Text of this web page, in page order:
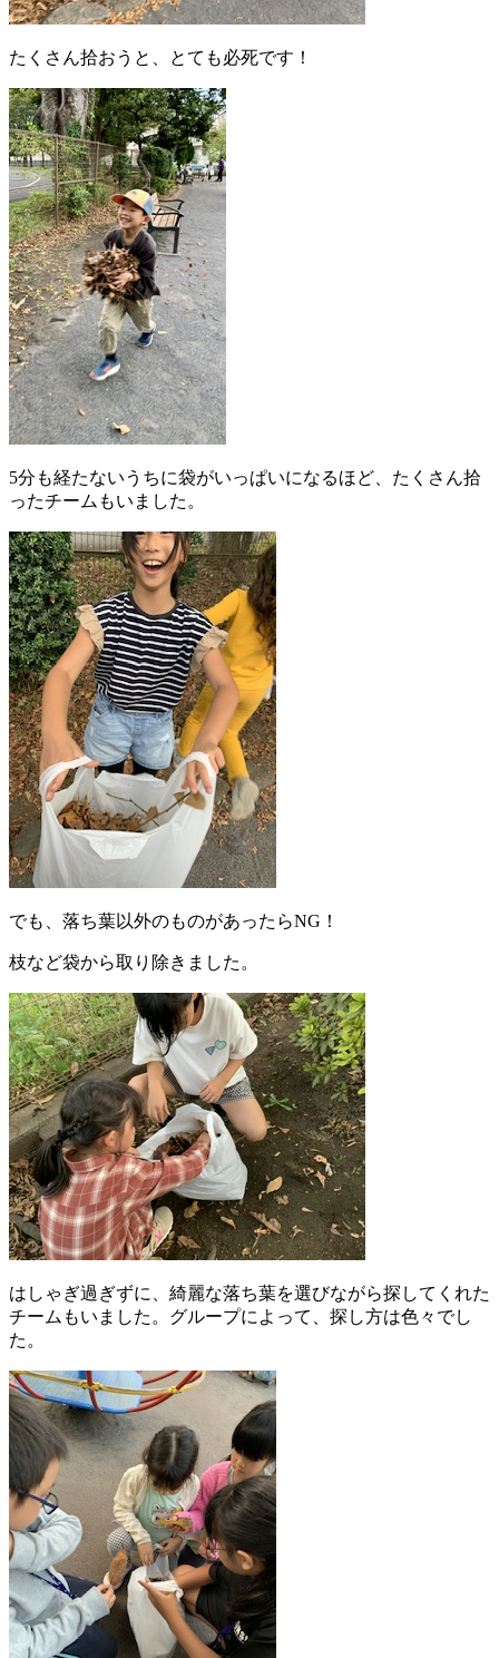
たくさん拾おうと、とても必死です！
5分も経たないうちに袋がいっぱいになるほど、たくさん拾
ったチームもいました。
でも、落ち葉以外のものがあったらNG！
枝など袋から取り除きました。
はしゃぎ過ぎずに、綺麗な落ち葉を選びながら探してくれた
チームもいました。グループによって、探し方は色々でし
た。